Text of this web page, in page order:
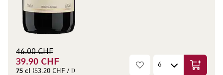
39.90 CHF
46.00 CHF
75 cl (53.20 CHF / l) Ajouter